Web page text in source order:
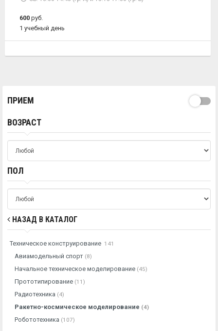
600 руб.
1 учебный день
ПРИЕМ
ВОЗРАСТ
ПОЛ
НАЗАД В КАТАЛОГ
Техническое конструирование 141
Авиамодельный спорт (8)
Начальное техническое моделирование (45)
Прототипирование (11)
Радиотехника (4)
Ракетно-космическое моделирование (4)
Робототехника (107)